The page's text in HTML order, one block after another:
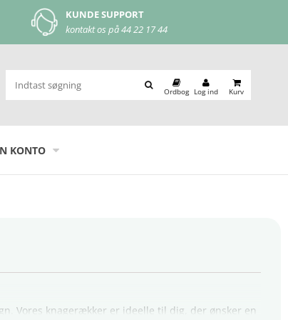
MOBILEPAY
let og nem betaling
Ordbog Log ind Kurv
KONTO
Vores knagerækker er ideelle til dig, der ønsker en